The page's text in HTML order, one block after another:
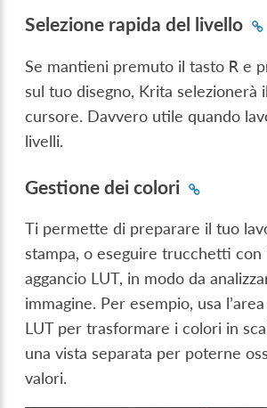
Selezione rapida del livello
Se mantieni premuto il tasto R e
sul tuo disegno, Krita selezionerà
cursore. Davvero utile quando
livelli.
Gestione dei colori
Ti permette di preparare il tuo
stampa, o eseguire trucchetti con
aggancio LUT, in modo da
immagine. Per esempio, usa
LUT per trasformare i colori in
una vista separata per poterne
valori.